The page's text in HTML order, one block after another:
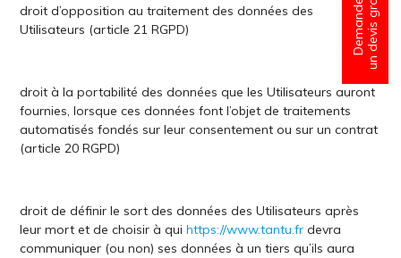
Demanderun devis gratuit
droit d’opposition au traitement des données des
Utilisateurs (article 21 RGPD)
droit à la portabilité des données que les Utilisateurs auront
fournies, lorsque ces données font l’objet de traitements
automatisés fondés sur leur consentement ou sur un contrat
(article 20 RGPD)
droit de définir le sort des données des Utilisateurs après
leur mort et de choisir à quihttps://www.tantu.fr devra
communiquer (ou non) ses données à un tiers qu’ils aura